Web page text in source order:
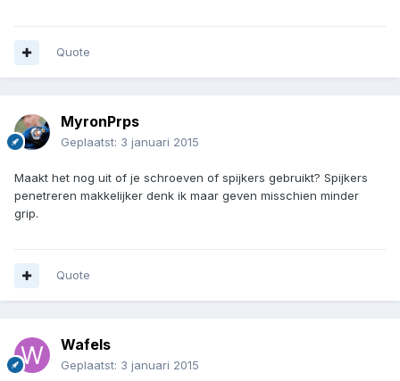
Quote
MyronPrps
Geplaatst: 3 januari 2015
Maakt het nog uit of je schroeven of spijkers gebruikt? Spijkers
penetreren makkelijker denk ik maar geven misschien minder
grip.
Quote
Wafels
Geplaatst: 3 januari 2015